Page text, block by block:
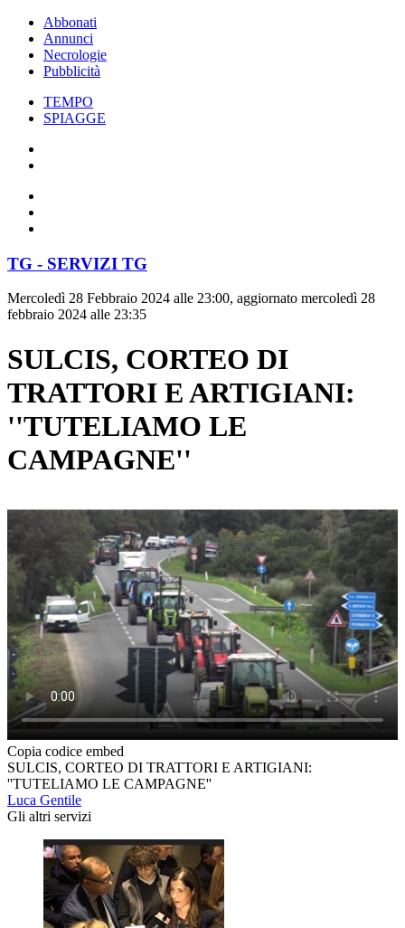
Abbonati
Annunci
Necrologie
Pubblicità
TEMPO
SPIAGGE
TG - SERVIZI TG
Mercoledì 28 Febbraio 2024 alle 23:00, aggiornato mercoledì 28
febbraio 2024 alle 23:35
SULCIS, CORTEO DI
TRATTORI E ARTIGIANI:
''TUTELIAMO LE
CAMPAGNE''
Copia codice embed
SULCIS, CORTEO DI TRATTORI E ARTIGIANI:
''TUTELIAMO LE CAMPAGNE''
Luca Gentile
Gli altri servizi